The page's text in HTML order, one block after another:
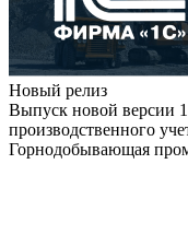
Новый релиз
Выпуск новой версии
производственного
Горнодобывающая